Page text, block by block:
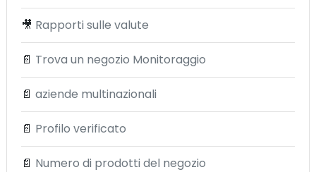
🎥 Rapporti sulle valute
📄 Trova un negozio Monitoraggio
📄 aziende multinazionali
📄 Profilo verificato
📄 Numero di prodotti del negozio